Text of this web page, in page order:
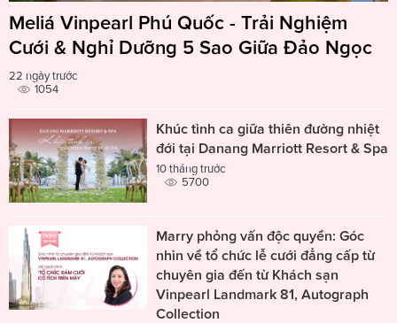
Meliá Vinpearl Phú Quốc - Trải Nghiệm
Cưới & Nghỉ Dưỡng 5 Sao Giữa Đảo Ngọc
22 ngày trước
1054
Khúc tình ca giữa thiên đường nhiệt
đới tại Danang Marriott Resort & Spa
10 tháng trước
5700
Marry phỏng vấn độc quyền: Góc
nhìn về tổ chức lễ cưới đẳng cấp từ
chuyên gia đến từ Khách sạn
Vinpearl Landmark 81, Autograph
Collection